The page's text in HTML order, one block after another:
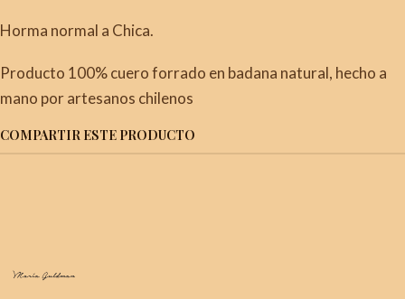
Horma normal a Chica.
Producto 100% cuero forrado en badana natural, hecho a
mano por artesanos chilenos
COMPARTIR ESTE PRODUCTO